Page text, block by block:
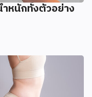
หนักทั้งตัวอย่าง